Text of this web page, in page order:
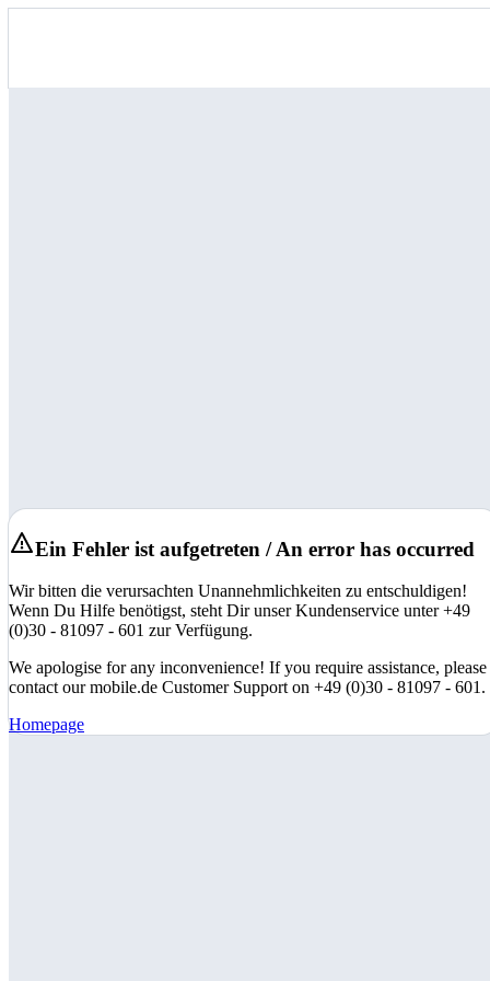
Ein Fehler ist aufgetreten / An error has occurred
Wir bitten die verursachten Unannehmlichkeiten zu entschuldigen!
Wenn Du Hilfe benötigst, steht Dir unser Kundenservice unter +49
(0)30 - 81097 - 601 zur Verfügung.
We apologise for any inconvenience! If you require assistance, please
contact our mobile.de Customer Support on +49 (0)30 - 81097 - 601.
Homepage